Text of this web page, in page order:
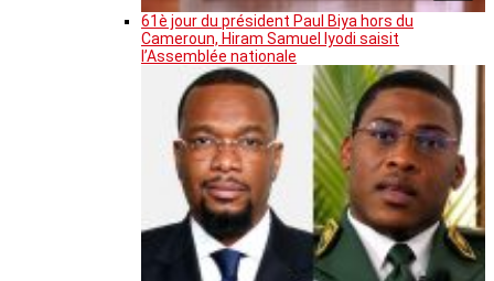
61è jour du président Paul Biya hors du
Cameroun, Hiram Samuel Iyodi saisit
l’Assemblée nationale